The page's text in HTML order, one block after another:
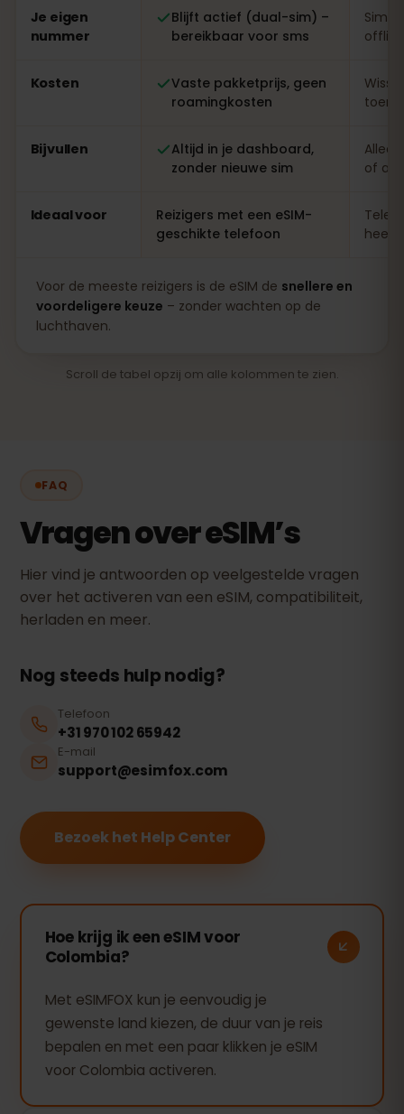
Je eigen
nummer
Blijft actief (dual-sim) –
bereikbaar voor sms
offline
Kosten
Vaste pakketprijs, geen
roamingkosten
Bijvullen
Altijd in je dashboard,
zonder nieuwe sim
of
Ideaal voor
Reizigers met een eSIM-
geschikte telefoon
heel
Voor de meeste reizigers is de eSIM de snellere en
voordeligere keuze – zonder wachten op de
luchthaven.
Scroll de tabel opzij om alle kolommen te zien.
FAQ
Vragen over eSIM’s
Hier vind je antwoorden op veelgestelde vragen
over het activeren van een eSIM, compatibiliteit,
herladen en meer.
Nog steeds hulp nodig?
Telefoon
+31 970 102 65942
E-mail
support@esimfox.com
Bezoek het Help Center
Hoe krijg ik een eSIM voor
Colombia?
Met eSIMFOX kun je eenvoudig je
gewenste land kiezen, de duur van je reis
bepalen en met een paar klikken je eSIM
voor Colombia activeren.